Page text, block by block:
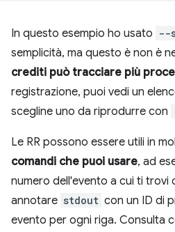
In questo esempio ho usato --
semplicità, ma questo è non è
crediti può tracciare più
registrazione, puoi vedi un
scegline uno da riprodurre con
Le RR possono essere utili in
comandi che puoi usare, ad
numero dell'evento a cui ti trovi
annotare stdout con un ID di
evento per ogni riga. Consulta